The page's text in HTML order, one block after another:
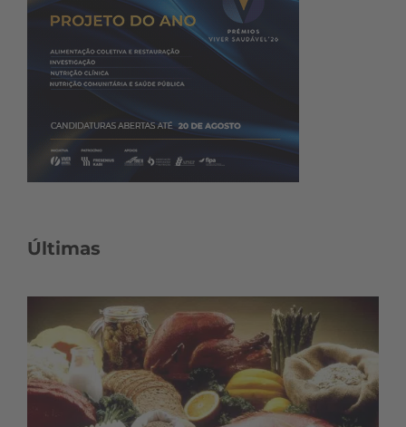
Últimas